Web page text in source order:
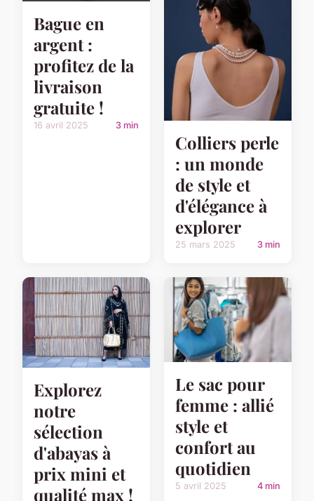
Bague en
argent :
profitez de la
livraison
gratuite !
16 avril 2025 3 min
Colliers perle
: un monde
de style et
d'élégance à
explorer
25 mars 2025 3 min
Explorez
notre
sélection
d'abayas à
prix mini et
qualité max !
Le sac pour
femme : allié
style et
confort au
quotidien
5 avril 2025 4 min